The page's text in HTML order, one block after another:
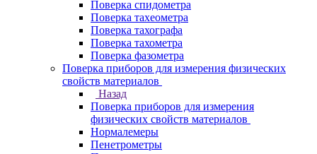
Поверка спидометра
Поверка тахеометра
Поверка тахографа
Поверка тахометра
Поверка фазометра
Поверка приборов для измерения физических
свойств материалов
Назад
Поверка приборов для измерения
физических свойств материалов
Нормалемеры
Пенетрометры